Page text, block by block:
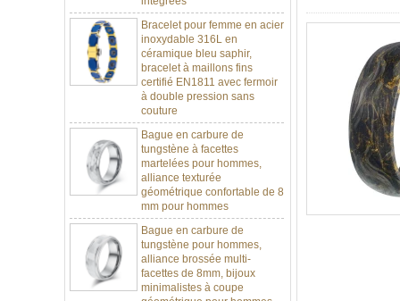
Bracelet pour femme en acier
inoxydable 316L en
céramique bleu saphir,
bracelet à maillons fins
certifié EN1811 avec fermoir
à double pression sans
couture
Bague en carbure de
tungstène à facettes
martelées pour hommes,
alliance texturée
géométrique confortable de 8
mm pour hommes
Bague en carbure de
tungstène pour hommes,
alliance brossée multi-
facettes de 8mm, bijoux
minimalistes à coupe
géométrique pour hommes